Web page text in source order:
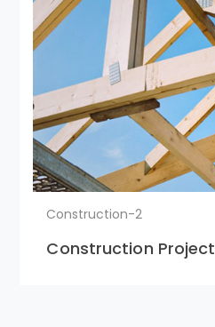
Construction-2
Construction Project